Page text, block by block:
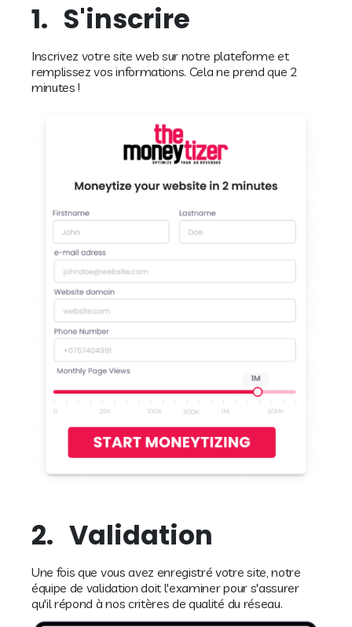
1. S'inscrire
Inscrivez votre site web sur notre plateforme et
remplissez vos informations. Cela ne prend que 2
minutes !
2. Validation
Une fois que vous avez enregistré votre site, notre
équipe de validation doit l'examiner pour s'assurer
qu'il répond à nos critères de qualité du réseau.